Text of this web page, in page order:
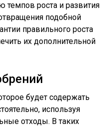
роста и развития
подобной
правильного роста
их дополнительной
будет содержать
используя
отходы. В таких